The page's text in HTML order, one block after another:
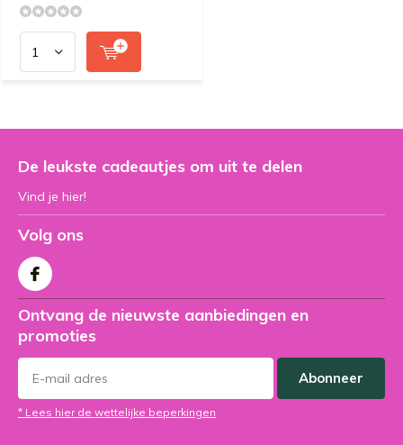
De leukste cadeautjes om uit te delen
Vind je hier!
Volg ons
Ontvang de nieuwste aanbiedingen en
promoties
Abonneer
* Lees hier de wettelijke beperkingen